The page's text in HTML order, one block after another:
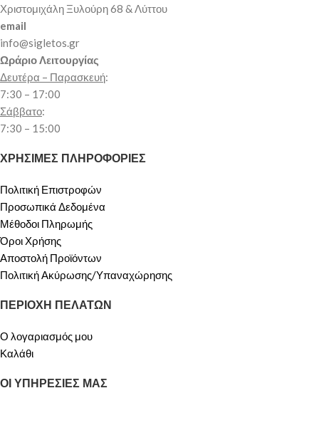
Χριστομιχάλη Ξυλούρη 68 & Λύττου
email
info@sigletos.gr
Ωράριο Λειτουργίας
Δευτέρα – Παρασκευή:
7:30 – 17:00
Σάββατο:
7:30 – 15:00
ΧΡΗΣΙΜΕΣ ΠΛΗΡΟΦΟΡΙΕΣ
Πολιτική Επιστροφών
Προσωπικά Δεδομένα
Μέθοδοι Πληρωμής
Όροι Χρήσης
Αποστολή Προϊόντων
Πολιτική Ακύρωσης/Υπαναχώρησης
ΠΕΡΙΟΧΗ ΠΕΛΑΤΩΝ
Ο λογαριασμός μου
Καλάθι
ΟΙ ΥΠΗΡΕΣΙΕΣ ΜΑΣ